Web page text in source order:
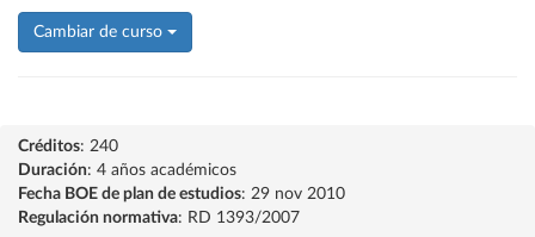
Cambiar de curso
Créditos: 240
Duración: 4 años académicos
Fecha BOE de plan de estudios: 29 nov 2010
Regulación normativa: RD 1393/2007